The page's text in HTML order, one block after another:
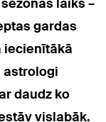
laiks –
gardas
iecienītākā
astrologi
daudz ko
vislabāk.